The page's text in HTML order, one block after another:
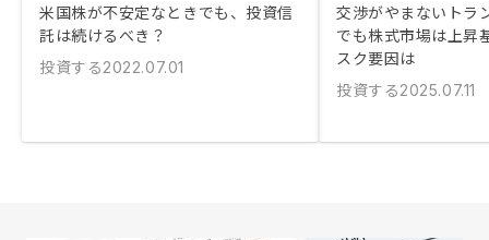
米国株が不安定なときでも、投資信
託は続けるべき？
投資する2022.07.01
交渉がやまないトラ
でも株式市場は上昇
スク要因は
投資する2025.07.11